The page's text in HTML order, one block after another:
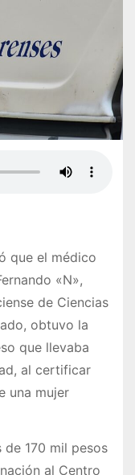
que el médico
«N»,
de Ciencias
obtuvo la
que llevaba
al certificar
una mujer
de 170 mil pesos
al Centro